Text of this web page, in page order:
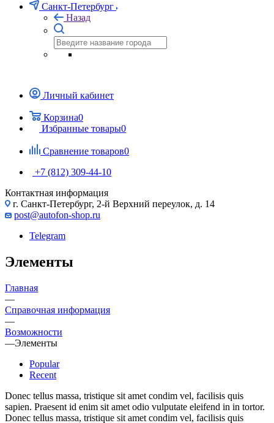
Санкт-Петербург
Назад
Личный кабинет
Корзина0
Избранные товары0
Сравнение товаров0
+7 (812) 309-44-10
Контактная информация
г. Санкт-Петербург, 2-й Верхний переулок, д. 14
post@autofon-shop.ru
Telegram
Элементы
Главная
—
Справочная информация
—
Возможности
—Элементы
Popular
Recent
Donec tellus massa, tristique sit amet condim vel, facilisis quis
sapien. Praesent id enim sit amet odio vulputate eleifend in in tortor.
Donec tellus massa, tristique sit amet condim vel, facilisis quis